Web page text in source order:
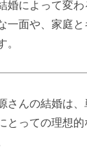
婚によって変
一面や、家庭
さんの結婚は
とっての理想